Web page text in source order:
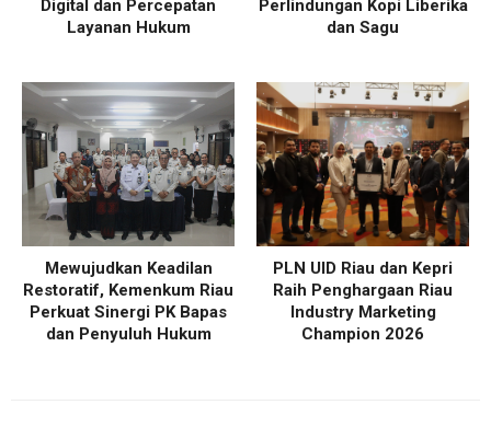
Digital dan Percepatan
Layanan Hukum
Perlindungan Kopi Liberika
dan Sagu
Mewujudkan Keadilan
Restoratif, Kemenkum Riau
Perkuat Sinergi PK Bapas
dan Penyuluh Hukum
PLN UID Riau dan Kepri
Raih Penghargaan Riau
Industry Marketing
Champion 2026